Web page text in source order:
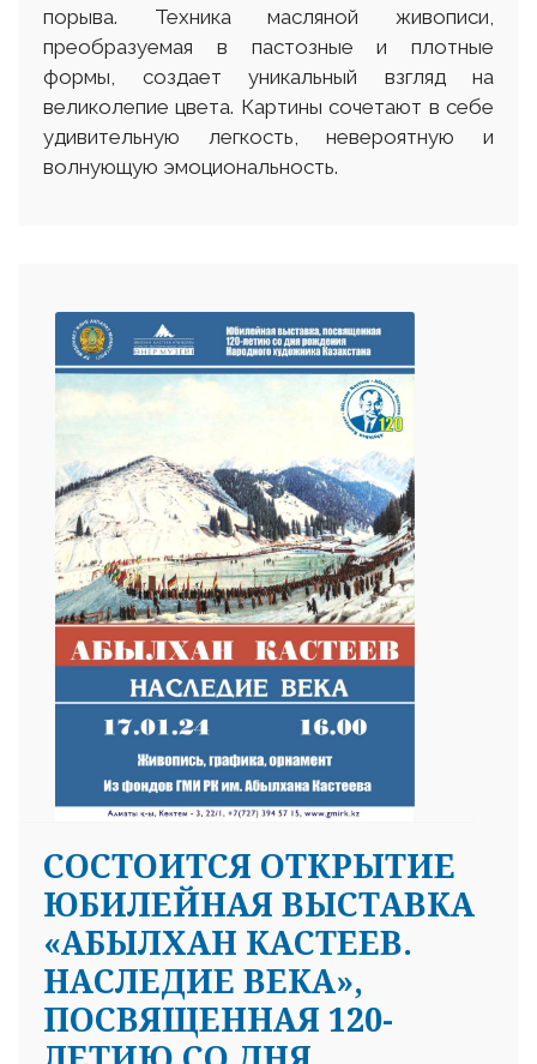
порыва. Техника масляной живописи,
преобразуемая в пастозные и плотные
формы, создает уникальный взгляд на
великолепие цвета. Картины сочетают в себе
удивительную легкость, невероятную и
волнующую эмоциональность.
СОСТОИТСЯ ОТКРЫТИЕ
ЮБИЛЕЙНАЯ ВЫСТАВКА
«АБЫЛХАН КАСТЕЕВ.
НАСЛЕДИЕ ВЕКА»,
ПОСВЯЩЕННАЯ 120-